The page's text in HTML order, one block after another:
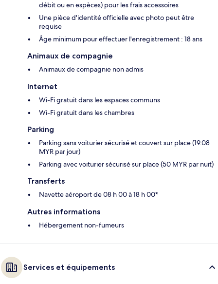
débit ou en espèces) pour les frais accessoires
Une pièce d'identité officielle avec photo peut être
requise
Âge minimum pour effectuer l'enregistrement : 18 ans
Animaux de compagnie
Animaux de compagnie non admis
Internet
Wi-Fi gratuit dans les espaces communs
Wi-Fi gratuit dans les chambres
Parking
Parking sans voiturier sécurisé et couvert sur place (19.08
MYR par jour)
Parking avec voiturier sécurisé sur place (50 MYR par nuit)
Transferts
Navette aéroport de 08 h 00 à 18 h 00*
Autres informations
Hébergement non-fumeurs
Services et équipements